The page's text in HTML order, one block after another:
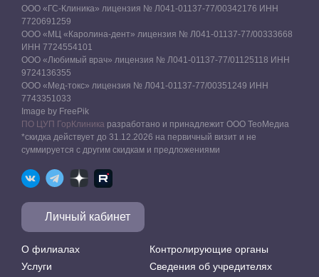
ООО «ГС-Клиника» лицензия № Л041-01137-77/00342176 ИНН
7720691259
ООО «МЦ «Каролина-дент» лицензия № Л041-01137-77/00333668
ИНН 7724554101
ООО «Любимый врач» лицензия № Л041-01137-77/01125118 ИНН
9724136355
ООО «Мед-токс» лицензия № Л041-01137-77/00351249 ИНН
7743351033
Image by FreePik
ПО ЦУП ГорКлиника разработано и принадлежит ООО ТеоМедиа
*скидка действует до 31.12.2026 на первичный визит и не
суммируется с другим скидкам и предложениями
О филиалах
Услуги
Контролирующие органы
Сведения об учредителях
Личный кабинет